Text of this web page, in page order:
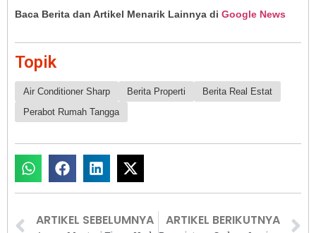
Baca Berita dan Artikel Menarik Lainnya di Google News
Topik
Air Conditioner Sharp Berita Properti
Berita Real Estat
Perabot Rumah Tangga
ARTIKEL SEBELUMNYA ARTIKEL BERIKUTNYA